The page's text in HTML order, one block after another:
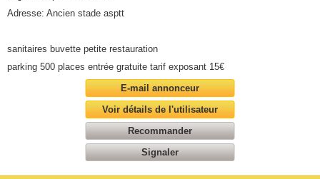
Adresse: Ancien stade asptt
sanitaires buvette petite restauration
parking 500 places entrée gratuite tarif exposant 15€
E-mail annonceur
Voir détails de l'utilisateur
Recommander
Signaler